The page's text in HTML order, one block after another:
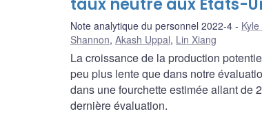
taux neutre aux États-
Note analytique du personnel 2022-4
Shannon, Akash Uppal, Lin Xiang
La croissance de la production
peu plus lente que dans notre
dans une fourchette estimée allant de
dernière évaluation.